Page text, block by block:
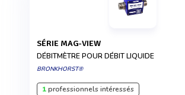
SÉRIE MAG-VIEW
DÉBITMÈTRE POUR DÉBIT LIQUIDE
BRONKHORST®
1professionnels intéressés